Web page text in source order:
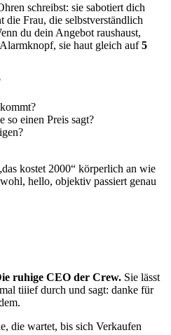
schreibst: sie sabotiert dich
die Frau, die selbstverständlich
du dein Angebot raushaust,
sie haut gleich auf5
so einen Preis sagt?
kostet 2000“ körperlich an wie
hello, objektiv passiert genau
ruhige CEO der Crew. Sie lässt
tiiief durch und sagt: danke für
die wartet, bis sich Verkaufen